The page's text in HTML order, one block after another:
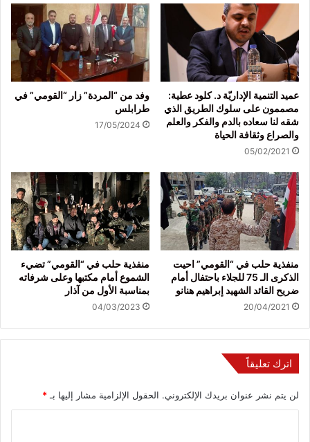
عميد التنمية الإداريّة د. كلود عطية:
مصممون على سلوك الطريق الذي
شقه لنا سعاده بالدم والفكر والعلم
والصراع وثقافة الحياة
05/02/2021
وفد من “المردة” زار “القومي” في
طرابلس
17/05/2024
منفذية حلب في “القومي” احيت
الذكرى الـ 75 للجلاء باحتفال أمام
ضريح القائد الشهيد إبراهيم هنانو
20/04/2021
منفذية حلب في “القومي” تضيء
الشموع أمام مكتبها وعلى شرفاته
بمناسبة الأول من آذار
04/03/2023
اترك تعليقاً
لن يتم نشر عنوان بريدك الإلكتروني. الحقول الإلزامية مشار إليها بـ *